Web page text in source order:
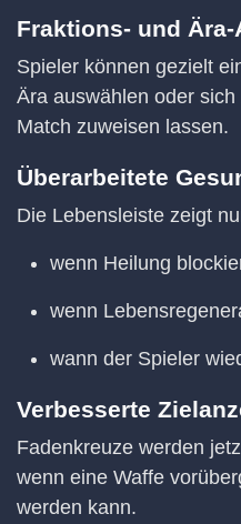
Fraktions- und
Spieler können gezielt
Ära auswählen oder
Match zuweisen lassen.
Überarbeitete
Die Lebensleiste zeigt
wenn Heilung
wenn
wann der Spieler
Verbesserte
Fadenkreuze werden
wenn eine Waffe
werden kann.